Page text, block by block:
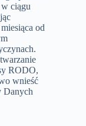
w ciągu
od
RODO,
wnieść
Danych